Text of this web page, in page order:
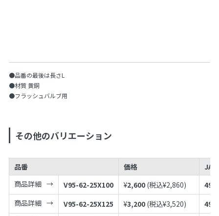
●品番の最後は長さL
●材質 黄銅
●フラッシュバルブ用
その他のバリエーション
品番 価格
商品詳細
V95-62-25X100 ¥2,600 (税込¥2,860)
商品詳細
V95-62-25X125 ¥3,200 (税込¥3,520)